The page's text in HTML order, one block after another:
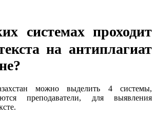
системах проходит
на антиплагиат
можно выделить 4 системы,
преподаватели, для выявления